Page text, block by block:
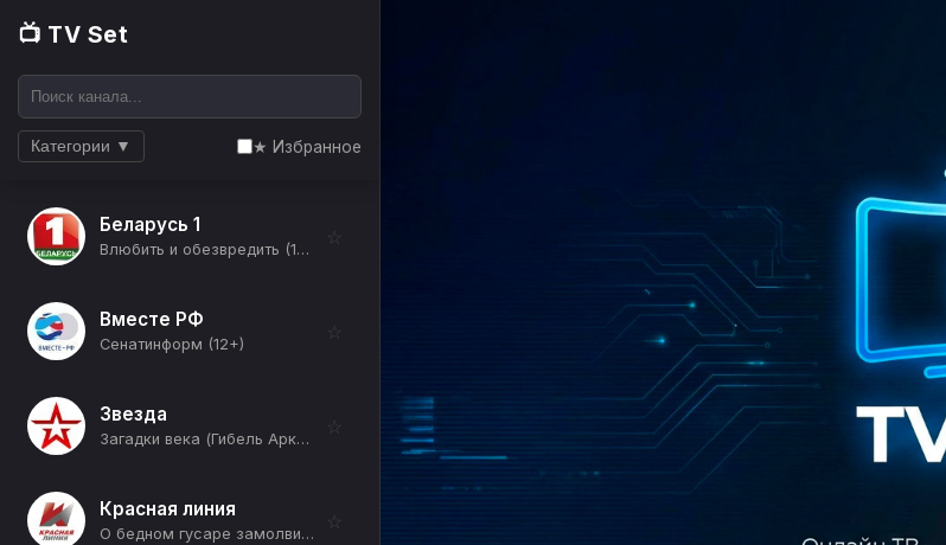
📺 TV Set
Категории ▼ ★ Избранное
Беларусь 1
Влюбить и обезвредить (12+)
☆
Вместе РФ
Сенатинформ (12+)
☆
Звезда
Загадки века (Гибель Аркадия Гайдара) (12+)
☆
Красная линия
О бедном гусаре замолвите слово (1-я серия) (12+)
☆